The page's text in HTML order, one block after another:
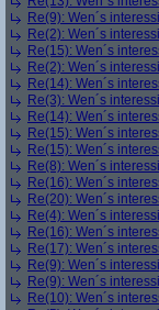
Re(9): Wen´s
Re(2): Wen´s
Re(15): Wen´s
Re(2): Wen´s
Re(14): Wen´s
Re(3): Wen´s
Re(14): Wen´s
Re(15): Wen´s
Re(15): Wen´s
Re(8): Wen´s
Re(16): Wen´s
Re(20): Wen´s
Re(4): Wen´s
Re(16): Wen´s
Re(17): Wen´s
Re(9): Wen´s
Re(9): Wen´s
Re(10): Wen´s